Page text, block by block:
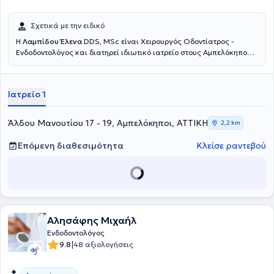
Σχετικά με την ειδικό
Η Λαμπίδου Έλενα DDS, MSc είναι Χειρουργός Οδοντίατρος -
Ενδοδοντολόγος και διατηρεί ιδιωτικό ιατρείο στους Αμπελόκηπους.
Πανεπιστημίου Θεσσαλονίκης, με μεταπτυχιακό τίτλο σπουδών στην
Βρετανίας.Παράλληλα, έχει πραγματοποιήσει μετεκπαίδευση στην
οδοντική προσθετική και την αισθητική προσώπου στη Μεγάλη
Βρετανία. Διαθέτει εκτενή και ποικίλη επαγγελματική εμπειρία
έχοντας εργαστεί ως χειρουργός οδοντίατρος στην Ελλάδα και τη
Μεγάλη Βρετανία. Τέλος, συμμετέχει ενεργά σε συνέδρια ώστε να
παρακολουθεί τις εξελίξεις στην επιστήμη αλλά και τις νέες
Ιατρείο 1
Άλδου Μανουτίου 17 - 19, Αμπελόκηποι, ΑΤΤΙΚΗ 2,2 km
Επόμενη διαθεσιμότητα Κλείσε ραντεβού
Αλησάφης Μιχαήλ
Ενδοδοντολόγος
9.8|48 αξιολογήσεις